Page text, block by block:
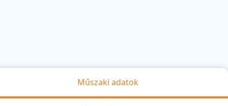
Műszaki adatok